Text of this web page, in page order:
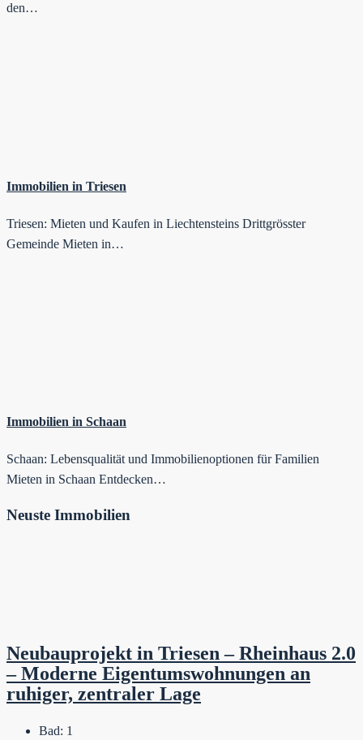
den…
Immobilien in Triesen
Triesen: Mieten und Kaufen in Liechtensteins Drittgrösster
Gemeinde Mieten in…
Immobilien in Schaan
Schaan: Lebensqualität und Immobilienoptionen für Familien
Mieten in Schaan Entdecken…
Neuste Immobilien
Neubauprojekt in Triesen – Rheinhaus 2.0
– Moderne Eigentumswohnungen an
ruhiger, zentraler Lage
Bad: 1